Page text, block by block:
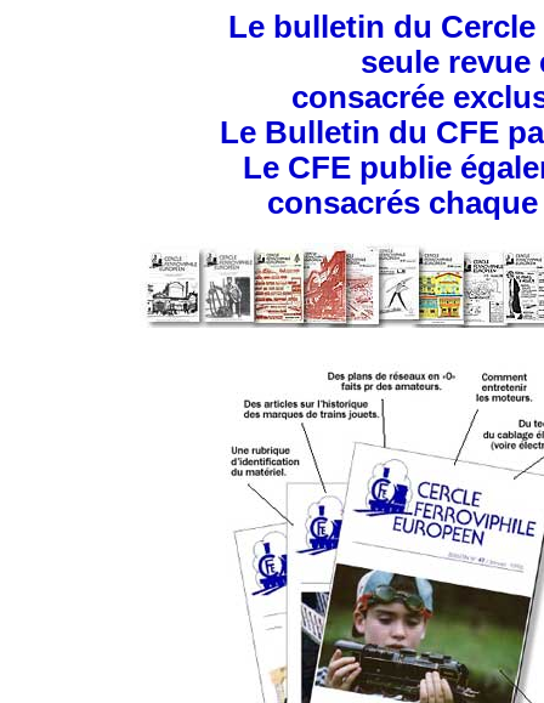
Le bulletin du
seule revue
consacrée
Le Bulletin du CFE
Le CFE publie
consacrés